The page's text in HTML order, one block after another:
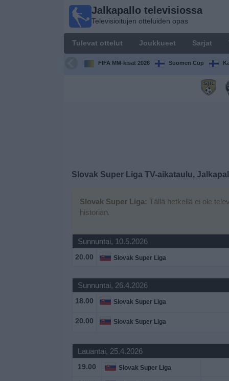
Jalkapallo televisiossa
Televisioitujen otteluiden opas
Tulevat ottelut Joukkueet Sarjat
FIFA MM-kisat 2026 Suomen Cup
Slovak Super Liga TV-aikataulu,
Slovak Super Liga: Tällä hetkellä ei ole
historian.
Sunnuntai, 10.5.2026
20.00 Slovak Super Liga
Sunnuntai, 26.4.2026
18.00 Slovak Super Liga
20.00 Slovak Super Liga
Lauantai, 25.4.2026
19.00 Slovak Super Liga
Jalkapallo
televisiossa
Televisioitujen
otteluiden opas